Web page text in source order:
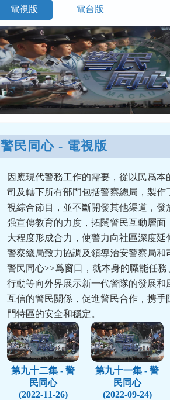
電視版 電台版
警民同心 - 電視版
因應現代警務工作的需要，從以民爲本
司及轄下所有部門包括警察總局，製作
視綜合節目，並不斷開發其他渠道，發
强宣傳教育的力度，拓闊警民互動層面
大程度形成合力，使警力向社區深度延
警察總局致力協調及領導治安警察局和
警民同心>>爲窗口，就本身的職能任
行動等向外界展示新一代警隊的發展和
互信的警民關係，促進警民合作，携手
門特區的安全和穩定。
第九十二集 - 警
民同心
(2022-11-26)
第九十一集 - 警
民同心
(2022-09-24)